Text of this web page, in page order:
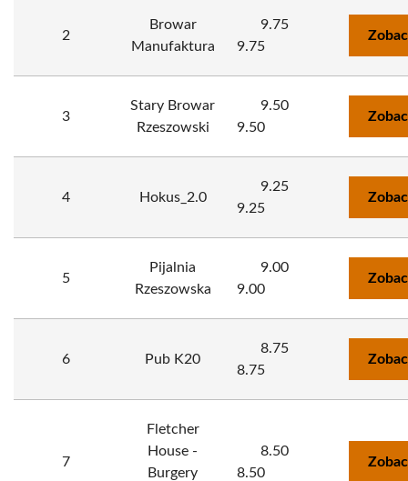
2
Browar
Manufaktura
9.75
9.75
3
Stary Browar
Rzeszowski
9.50
9.50
4 Hokus_2.0
9.25
9.25
5
Pijalnia
Rzeszowska
9.00
9.00
6 Pub K20
8.75
8.75
7
Fletcher
House -
Burgery
8.50
8.50